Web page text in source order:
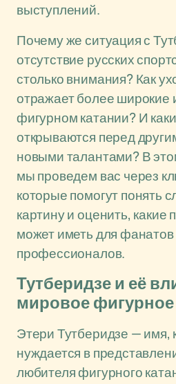
выступлений.
Почему же ситуация с
отсутствие русских
столько внимания? Как
отражает более широкие
фигурном катании? И
открываются перед
новыми талантами? В
мы проведем вас через
которые помогут понять
картину и оценить, какие
может иметь для фанатов
профессионалов.
Тутберидзе и её
мировое фигурное
Этери Тутберидзе — имя,
нуждается в
любителя фигурного